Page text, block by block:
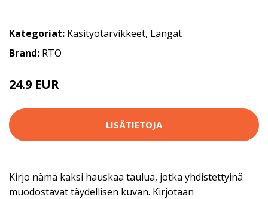
Kategoriat: Käsityötarvikkeet, Langat
Brand: RTO
24.9 EUR
LISÄTIETOJA
Kirjo nämä kaksi hauskaa taulua, jotka yhdistettyinä
muodostavat täydellisen kuvan. Kirjotaan